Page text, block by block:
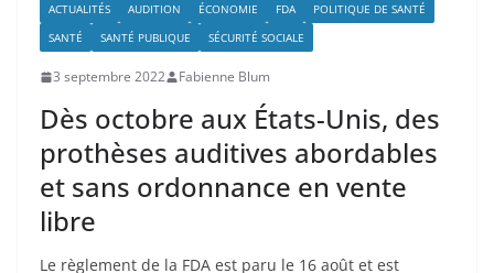
ACTUALITÉS AUDITION ÉCONOMIE FDA
POLITIQUE DE SANTÉ
SANTÉ
SANTÉ PUBLIQUE SÉCURITÉ SOCIALE
3 septembre 2022 Fabienne Blum
Dès octobre aux États-Unis, des
prothèses auditives abordables
et sans ordonnance en vente
libre
Le règlement de la FDA est paru le 16 août et est